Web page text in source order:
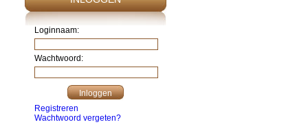
Loginnaam:
Wachtwoord:
Registreren
Wachtwoord vergeten?